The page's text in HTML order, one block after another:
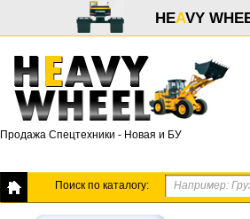
HEAVY
Продажа Спецтехники - Новая и БУ
Поиск по каталогу: